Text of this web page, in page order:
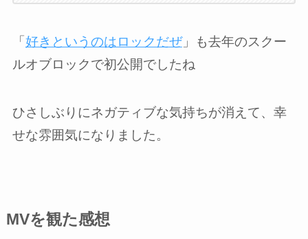
「好きというのはロックだぜ」も去年のスクー
ルオブロックで初公開でしたね
ひさしぶりにネガティブな気持ちが消えて、幸
せな雰囲気になりました。
MVを観た感想